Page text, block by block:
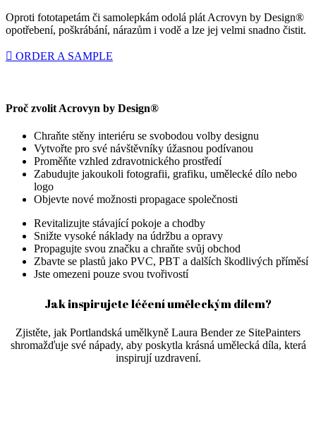
Oproti fototapetám či samolepkám odolá plát Acrovyn by Design®
opotřebení, poškrábání, nárazům i vodě a lze jej velmi snadno čistit.
ORDER A SAMPLE
Proč zvolit Acrovyn by Design®
Chraňte stěny interiéru se svobodou volby designu
Vytvořte pro své návštěvníky úžasnou podívanou
Proměňte vzhled zdravotnického prostředí
Zabudujte jakoukoli fotografii, grafiku, umělecké dílo nebo
logo
Objevte nové možnosti propagace společnosti
Revitalizujte stávající pokoje a chodby
Snižte vysoké náklady na údržbu a opravy
Propagujte svou značku a chraňte svůj obchod
Zbavte se plastů jako PVC, PBT a dalších škodlivých příměsí
Jste omezeni pouze svou tvořivostí
Jak inspirujete léčení uměleckým dílem?
Zjistěte, jak Portlandská umělkyně Laura Bender ze SitePainters
shromažďuje své nápady, aby poskytla krásná umělecká díla, která
inspirují uzdravení.